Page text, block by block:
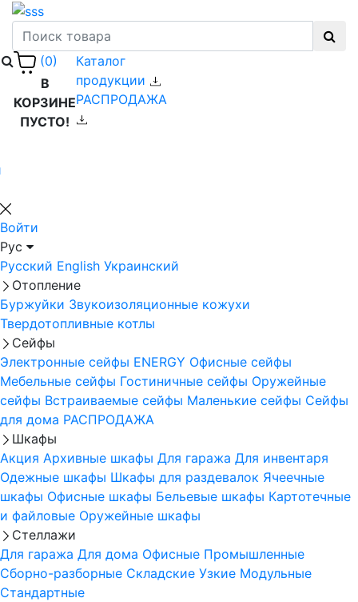
(0)
В
КОРЗИНЕ
ПУСТО!
Каталог
продукции
РАСПРОДАЖА
Войти
Рус
Русский English Украинский
Отопление
Буржуйки Звукоизоляционные кожухи
Твердотопливные котлы
Сейфы
Электронные сейфы ENERGY Офисные сейфы
Мебельные сейфы Гостиничные сейфы Оружейные
сейфы Встраиваемые сейфы Маленькие сейфы Сейфы
для дома РАСПРОДАЖА
Шкафы
Акция Архивные шкафы Для гаража Для инвентаря
Одежные шкафы Шкафы для раздевалок Ячеечные
шкафы Офисные шкафы Бельевые шкафы Картотечные
и файловые Оружейные шкафы
Стеллажи
Для гаража Для дома Офисные Промышленные
Сборно-разборные Складские Узкие Модульные
Стандартные